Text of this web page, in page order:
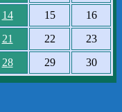
14 15
16
21 22
23
28 29 30